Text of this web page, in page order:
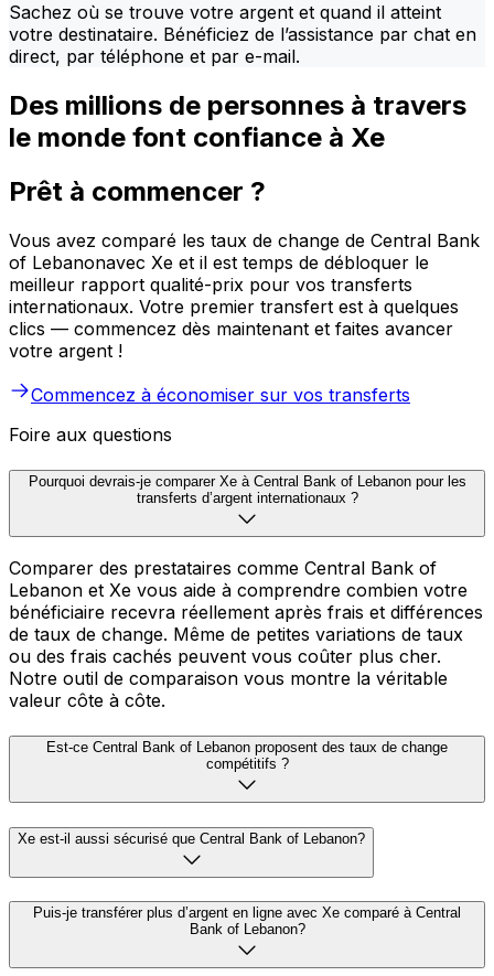
Sachez où se trouve votre argent et quand il atteint
votre destinataire. Bénéficiez de l’assistance par chat en
direct, par téléphone et par e-mail.
Des millions de personnes à travers
le monde font confiance à Xe
Prêt à commencer ?
Vous avez comparé les taux de change de Central Bank
of Lebanonavec Xe et il est temps de débloquer le
meilleur rapport qualité-prix pour vos transferts
internationaux. Votre premier transfert est à quelques
clics — commencez dès maintenant et faites avancer
votre argent !
Commencez à économiser sur vos transferts
Foire aux questions
Pourquoi devrais-je comparer Xe à Central Bank of Lebanon pour les
transferts d’argent internationaux ?
Comparer des prestataires comme Central Bank of
Lebanon et Xe vous aide à comprendre combien votre
bénéficiaire recevra réellement après frais et différences
de taux de change. Même de petites variations de taux
ou des frais cachés peuvent vous coûter plus cher.
Notre outil de comparaison vous montre la véritable
valeur côte à côte.
Est-ce Central Bank of Lebanon proposent des taux de change
compétitifs ?
Xe est-il aussi sécurisé que Central Bank of Lebanon?
Puis-je transférer plus d’argent en ligne avec Xe comparé à Central
Bank of Lebanon?